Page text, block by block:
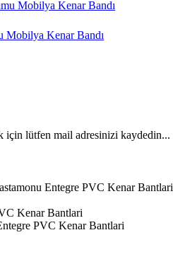
Mobilya Kenar Bandı
için lütfen mail adresinizi kaydedin...
Entegre PVC Kenar Bantlari
Kenar Bantlari
PVC Kenar Bantlari